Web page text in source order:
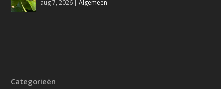
aug 7, 2026 |Algemeen
Categorieën